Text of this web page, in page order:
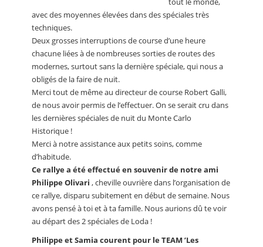
avec des moyennes élevées dans des spéciales très
techniques.
Deux grosses interruptions de course d’une heure
chacune liées à de nombreuses sorties de routes des
modernes, surtout sans la dernière spéciale, qui nous a
obligés de la faire de nuit.
Merci tout de même au directeur de course Robert Galli,
de nous avoir permis de l’effectuer. On se serait cru dans
les dernières spéciales de nuit du Monte Carlo
Historique !
Merci à notre assistance aux petits soins, comme
d’habitude.
Ce rallye a été effectué en souvenir de notre ami
Philippe Olivari , cheville ouvrière dans l’organisation de
ce rallye, disparu subitement en début de semaine. Nous
avons pensé à toi et à ta famille. Nous aurions dû te voir
au départ des 2 spéciales de Loda !
Philippe et Samia courent pour le TEAM ’Les